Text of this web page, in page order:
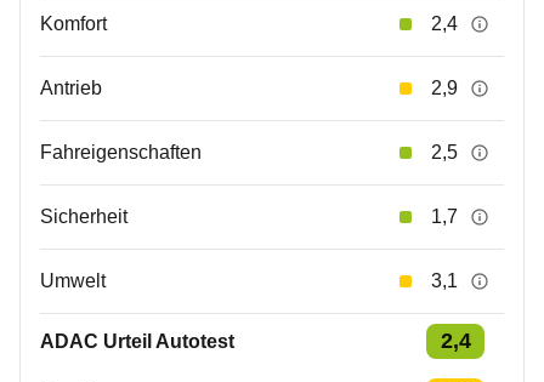
Komfort 2,4
Antrieb 2,9
Fahreigenschaften 2,5
Sicherheit 1,7
Umwelt 3,1
ADAC Urteil Autotest 2,4